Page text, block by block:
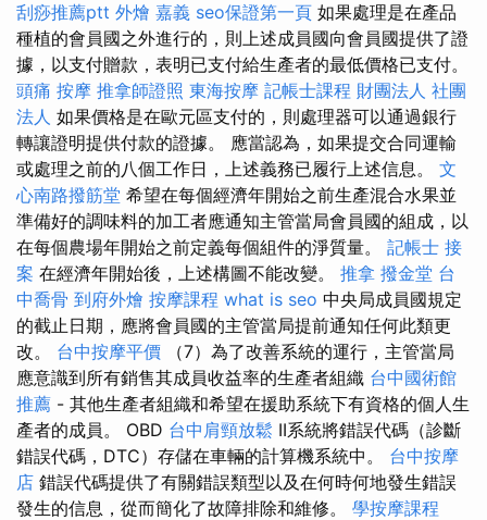
刮痧推薦ptt 外燴 嘉義 seo保證第一頁 如果處理是在產品
種植的會員國之外進行的，則上述成員國向會員國提供了證
據，以支付贈款，表明已支付給生產者的最低價格已支付。
頭痛 按摩 推拿師證照 東海按摩 記帳士課程 財團法人 社團
法人 如果價格是在歐元區支付的，則處理器可以通過銀行
轉讓證明提供付款的證據。 應當認為，如果提交合同運輸
或處理之前的八個工作日，上述義務已履行上述信息。 文
心南路撥筋堂 希望在每個經濟年開始之前生產混合水果並
準備好的調味料的加工者應通知主管當局會員國的組成，以
在每個農場年開始之前定義每個組件的淨質量。 記帳士 接
案 在經濟年開始後，上述構圖不能改變。 推拿 撥金堂 台
中喬骨 到府外燴 按摩課程 what is seo 中央局成員國規定
的截止日期，應將會員國的主管當局提前通知任何此類更
改。 台中按摩平價 （7）為了改善系統的運行，主管當局
應意識到所有銷售其成員收益率的生產者組織 台中國術館
推薦 - 其他生產者組織和希望在援助系統下有資格的個人生
產者的成員。 OBD 台中肩頸放鬆 II系統將錯誤代碼（診斷
錯誤代碼，DTC）存儲在車輛的計算機系統中。 台中按摩
店 錯誤代碼提供了有關錯誤類型以及在何時何地發生錯誤
發生的信息，從而簡化了故障排除和維修。 學按摩課程